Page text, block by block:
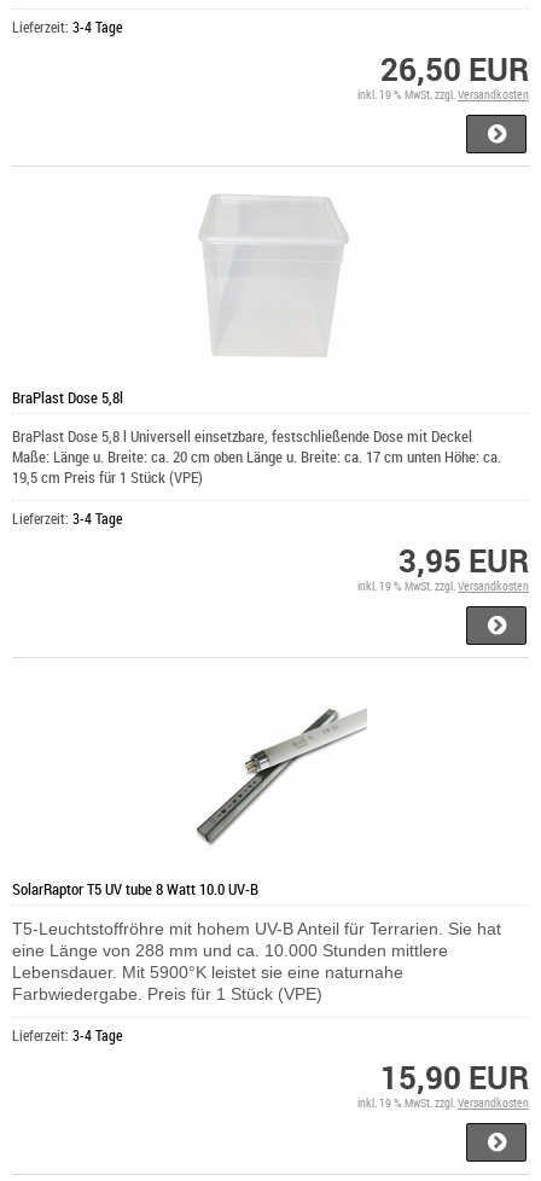
Lieferzeit: 3-4 Tage
26,50 EUR
inkl. 19 % MwSt. zzgl.Versandkosten
BraPlast Dose 5,8l
BraPlast Dose 5,8 l Universell einsetzbare, festschließende Dose mit Deckel
Maße: Länge u. Breite: ca. 20 cm oben Länge u. Breite: ca. 17 cm unten Höhe: ca.
19,5 cm Preis für 1 Stück (VPE)
Lieferzeit: 3-4 Tage
3,95 EUR
inkl. 19 % MwSt. zzgl.Versandkosten
SolarRaptor T5 UV tube 8 Watt 10.0 UV-B
T5-Leuchtstoffröhre mit hohem UV-B Anteil für Terrarien. Sie hat
eine Länge von 288 mm und ca. 10.000 Stunden mittlere
Lebensdauer. Mit 5900°K leistet sie eine naturnahe
Farbwiedergabe. Preis für 1 Stück (VPE)
Lieferzeit: 3-4 Tage
15,90 EUR
inkl. 19 % MwSt. zzgl.Versandkosten